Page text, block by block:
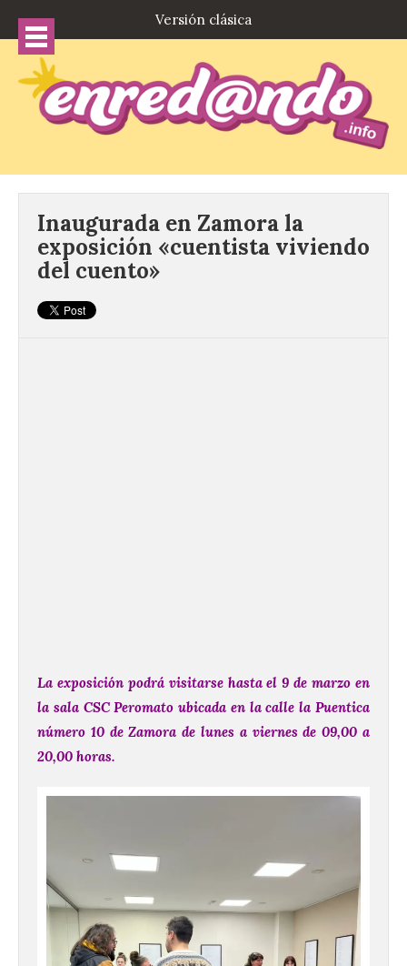
Versión clásica
Inaugurada en Zamora la
exposición «cuentista viviendo
del cuento»
La exposición podrá visitarse hasta el 9 de marzo en
la sala CSC Peromato ubicada en la calle la Puentica
número 10 de Zamora de lunes a viernes de 09,00 a
20,00 horas.